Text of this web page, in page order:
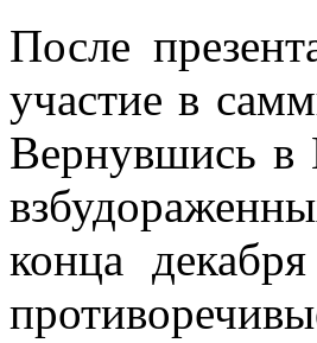
После
участие в
Вернувшись в
конца